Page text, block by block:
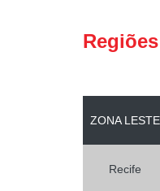
ZONA LESTE
Recife